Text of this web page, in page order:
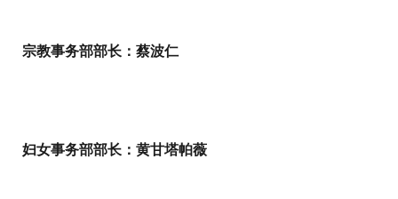
宗教事务部部长：蔡波仁
妇女事务部部长：黄甘塔帕薇